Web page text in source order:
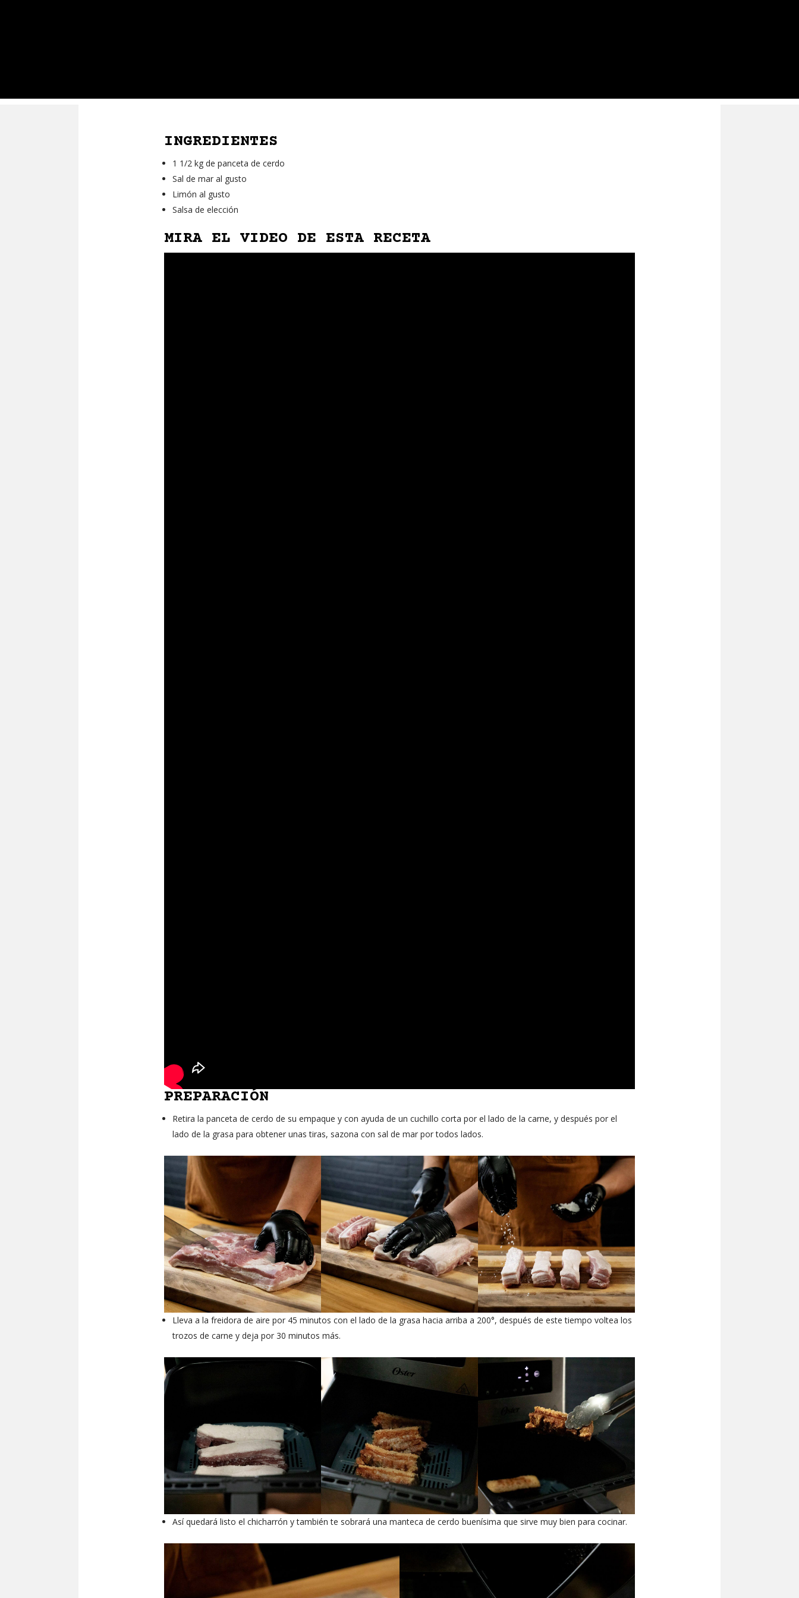
INGREDIENTES
1 1/2 kg de panceta de cerdo
Sal de mar al gusto
Limón al gusto
Salsa de elección
MIRA EL VIDEO DE ESTA RECETA
PREPARACIÓN
Retira la panceta de cerdo de su empaque y con ayuda de un cuchillo corta por el lado de la carne, y después por el
lado de la grasa para obtener unas tiras, sazona con sal de mar por todos lados.
Lleva a la freidora de aire por 45 minutos con el lado de la grasa hacia arriba a 200°, después de este tiempo voltea los
trozos de carne y deja por 30 minutos más.
Así quedará listo el chicharrón y también te sobrará una manteca de cerdo buenísima que sirve muy bien para cocinar.